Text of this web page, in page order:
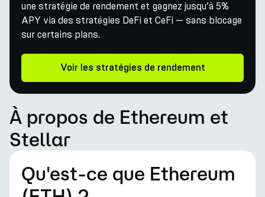
une stratégie de rendement et gagnez jusqu’à 5%
APY via des stratégies DeFi et CeFi — sans blocage
sur certains plans.
Voir les stratégies de rendement
À propos de Ethereum et
Stellar
Qu'est-ce que Ethereum